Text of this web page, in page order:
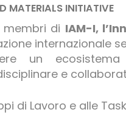
MATERIALS INITIATIVE
membri di IAM-I,
internazionale
un
e
di Lavoro e alle